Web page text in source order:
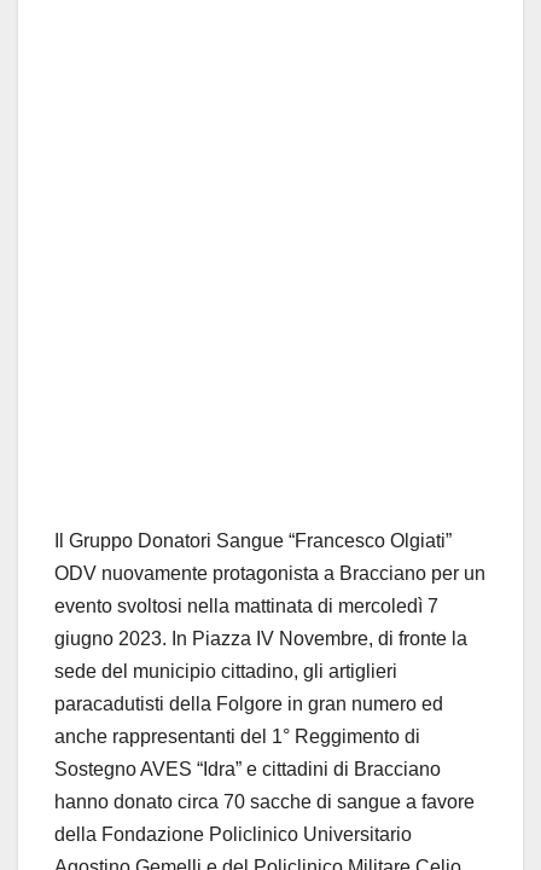
Il Gruppo Donatori Sangue “Francesco Olgiati”
ODV nuovamente protagonista a Bracciano per un
evento svoltosi nella mattinata di mercoledì 7
giugno 2023. In Piazza IV Novembre, di fronte la
sede del municipio cittadino, gli artiglieri
paracadutisti della Folgore in gran numero ed
anche rappresentanti del 1° Reggimento di
Sostegno AVES “Idra” e cittadini di Bracciano
hanno donato circa 70 sacche di sangue a favore
della Fondazione Policlinico Universitario